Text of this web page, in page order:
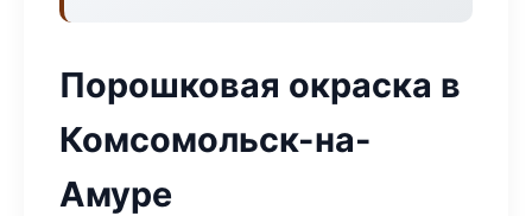
Порошковая окраска в
Комсомольск-на-
Амуре